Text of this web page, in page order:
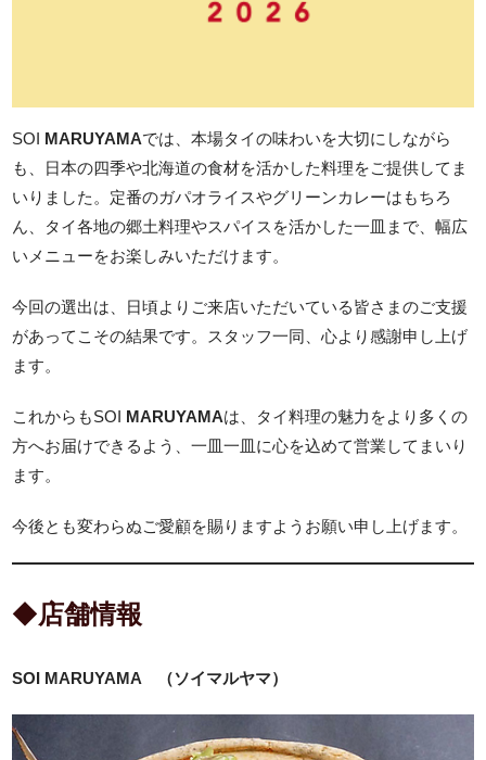
SOI MARUYAMAでは、本場タイの味わいを大切にしながら
も、日本の四季や北海道の食材を活かした料理をご提供してま
いりました。定番のガパオライスやグリーンカレーはもちろ
ん、タイ各地の郷土料理やスパイスを活かした一皿まで、幅広
いメニューをお楽しみいただけます。
今回の選出は、日頃よりご来店いただいている皆さまのご支援
があってこその結果です。スタッフ一同、心より感謝申し上げ
ます。
これからもSOI MARUYAMAは、タイ料理の魅力をより多くの
方へお届けできるよう、一皿一皿に心を込めて営業してまいり
ます。
今後とも変わらぬご愛顧を賜りますようお願い申し上げます。
◆店舗情報
SOI MARUYAMA （ソイマルヤマ）